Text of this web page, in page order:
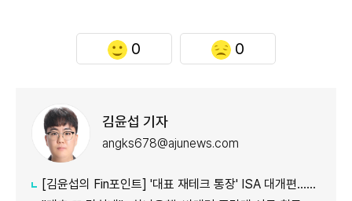
0 0
김윤섭 기자
angks678@ajunews.com
[김윤섭의 Fin포인트] '대표 재테크 통장' ISA 대개편…나에게 맞는 전략은?